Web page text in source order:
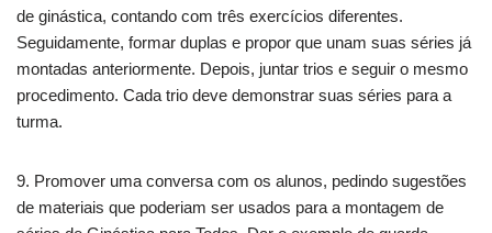
de ginástica, contando com três exercícios diferentes.
Seguidamente, formar duplas e propor que unam suas séries já
montadas anteriormente. Depois, juntar trios e seguir o mesmo
procedimento. Cada trio deve demonstrar suas séries para a
turma.
9. Promover uma conversa com os alunos, pedindo sugestões
de materiais que poderiam ser usados para a montagem de